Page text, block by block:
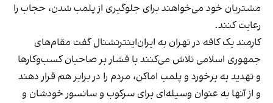
مشتریان خود می‌خواهند برای جلوگیری از پلمب شدن، حجاب را
رعایت کنند.
کارمند یک کافه در تهران به ایران‌اینترنشنال گفت مقام‌های
جمهوری اسلامی تلاش می‌کنند با فشار بر صاحبان کسب‌وکارها
و تهدید به برخورد و پلمب اماکن، مردم را در برابر هم قرار دهند
و از آنها به عنوان وسیله‌ای برای سرکوب و سانسور خودشان و